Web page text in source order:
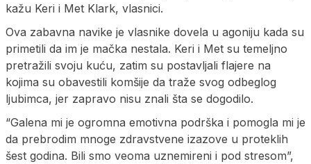
kažu Keri i Met Klark, vlasnici.
Ova zabavna navike je vlasnike dovela u agoniju kada su
primetili da im je mačka nestala. Keri i Met su temeljno
pretražili svoju kuću, zatim su postavljali flajere na
kojima su obavestili komšije da traže svog odbeglog
ljubimca, jer zapravo nisu znali šta se dogodilo.
“Galena mi je ogromna emotivna podrška i pomogla mi je
da prebrodim mnoge zdravstvene izazove u proteklih
šest godina. Bili smo veoma uznemireni i pod stresom”,